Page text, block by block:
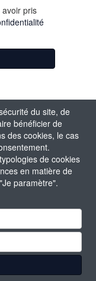
du site, de
bénéficier de
des cookies, le cas
de cookies
en matière de
paramètre".
pris